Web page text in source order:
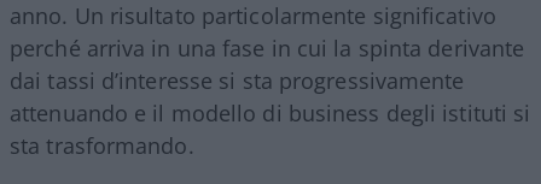
anno. Un risultato particolarmente significativo
perché arriva in una fase in cui la spinta derivante
dai tassi d’interesse si sta progressivamente
attenuando e il modello di business degli istituti si
sta trasformando.